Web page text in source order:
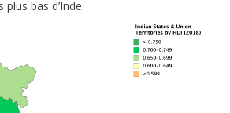
bas d’Inde.